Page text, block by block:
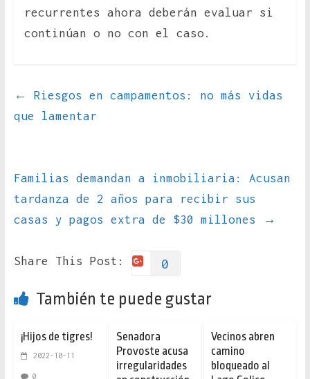
recurrentes ahora deberán evaluar si
continúan o no con el caso.
←
Riesgos en campamentos: no más vidas
que lamentar
Familias demandan a inmobiliaria: Acusan
tardanza de 2 años para recibir sus
casas y pagos extra de $30 millones
→
Share This Post: 0
También te puede gustar
¡Hijos de tigres!
2022-10-11
0
Senadora
Provoste acusa
irregularidades
Vecinos abren
camino
bloqueado al